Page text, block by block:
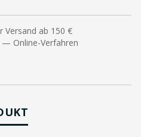
Versand ab 150 €
— Online-Verfahren